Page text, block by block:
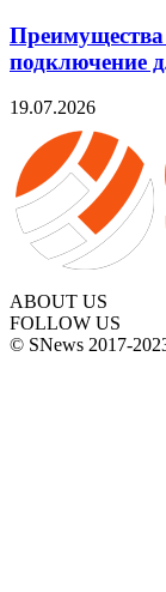
подключение
19.07.2026
ABOUT US
FOLLOW US
© SNews 2017-